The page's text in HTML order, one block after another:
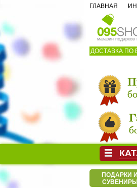
магазин подарков
ДОСТАВКА ПО
ГЛАВНАЯ
ПОДАРКИ И
СУВЕНИРЫ